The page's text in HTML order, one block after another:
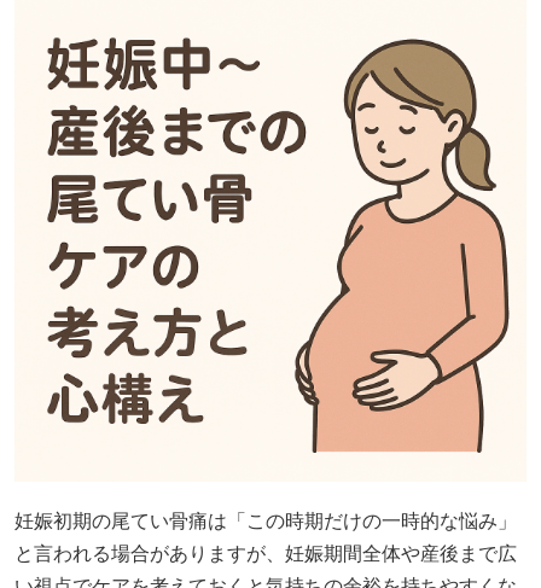
妊娠初期の尾てい骨痛は「この時期だけの一時的な悩み」
と言われる場合がありますが、妊娠期間全体や産後まで広